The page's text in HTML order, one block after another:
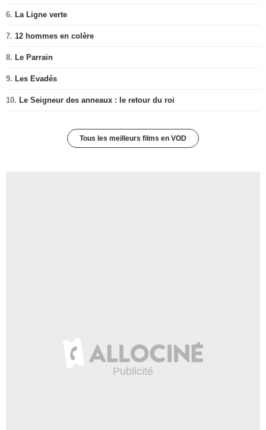
6. La Ligne verte
7. 12 hommes en colère
8. Le Parrain
9. Les Evadés
10. Le Seigneur des anneaux : le retour du roi
Tous les meilleurs films en VOD